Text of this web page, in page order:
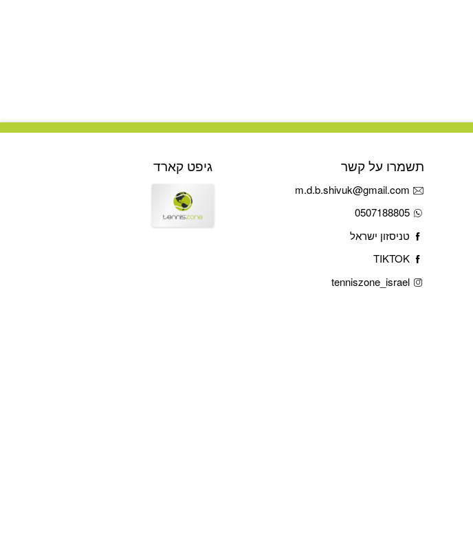
תשמרו על קשר
m.d.b.shivuk@gmail.com
0507188805
טניסזון ישראל
TIKTOK
tenniszone_israel
גיפט קארד